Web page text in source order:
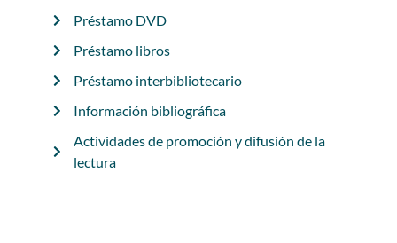
Préstamo DVD
Préstamo libros
Préstamo interbibliotecario
Información bibliográfica
Actividades de promoción y difusión de la
lectura